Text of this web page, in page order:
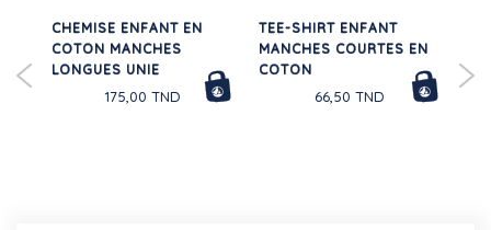
CHEMISE ENFANT EN
COTON MANCHES
LONGUES UNIE
175,00 TND
TEE-SHIRT ENFANT
MANCHES COURTES EN
COTON
66,50 TND